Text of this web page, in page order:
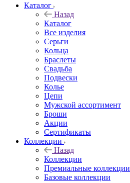
Каталог
Назад
Каталог
Все изделия
Серьги
Кольца
Браслеты
Свадьба
Подвески
Колье
Цепи
Мужской ассортимент
Броши
Акции
Сертификаты
Коллекции
Назад
Коллекции
Премиальные коллекции
Базовые коллекции